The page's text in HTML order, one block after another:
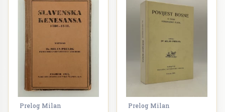
Prelog Milan Prelog Milan